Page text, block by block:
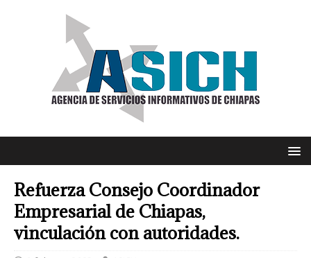
Refuerza Consejo Coordinador
Empresarial de Chiapas,
vinculación con autoridades.